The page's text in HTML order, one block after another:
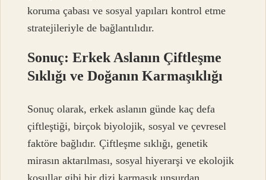
koruma çabası ve sosyal yapıları kontrol etme
stratejileriyle de bağlantılıdır.
Sonuç: Erkek Aslanın Çiftleşme
Sıklığı ve Doğanın Karmaşıklığı
Sonuç olarak, erkek aslanın günde kaç defa
çiftleştiği, birçok biyolojik, sosyal ve çevresel
faktöre bağlıdır. Çiftleşme sıklığı, genetik
mirasın aktarılması, sosyal hiyerarşi ve ekolojik